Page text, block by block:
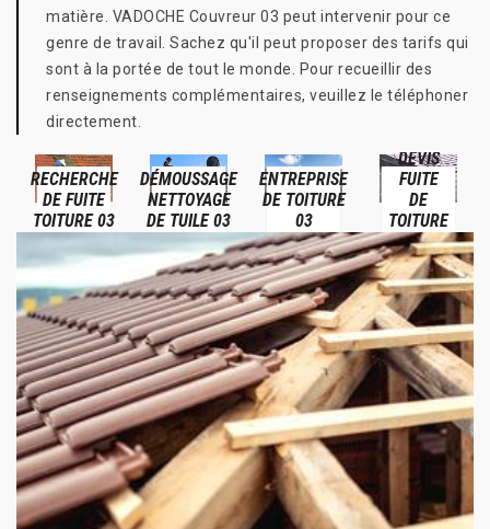
matière. VADOCHE Couvreur 03 peut intervenir pour ce
genre de travail. Sachez qu'il peut proposer des tarifs qui
sont à la portée de tout le monde. Pour recueillir des
renseignements complémentaires, veuillez le téléphoner
directement.
RECHERCHE
DE FUITE
TOITURE 03
DÉMOUSSAGE
NETTOYAGE
DE TUILE 03
ENTREPRISE
DE TOITURE
03
DEVIS
FUITE
DE
TOITURE
03